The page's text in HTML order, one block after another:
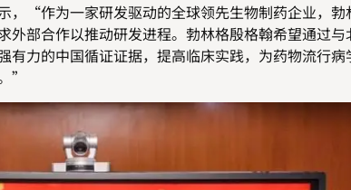
，“作为一家研发驱动的全球领先生物制药企业，
外部合作以推动研发进程。勃林格殷格翰希望通过与
力的中国循证证据，提高临床实践， 为药物流行
”